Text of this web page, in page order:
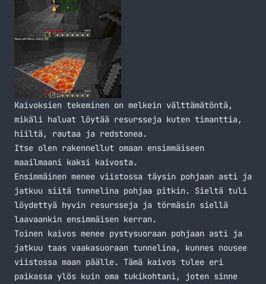
Kaivoksien tekeminen on melkein välttämätöntä,
mikäli haluat löytää resursseja kuten timanttia,
hiiltä, rautaa ja redstonea.
Itse olen rakennellut omaan ensimmäiseen
maailmaani kaksi kaivosta.
Ensimmäinen menee viistossa täysin pohjaan asti ja
jatkuu siitä tunnelina pohjaa pitkin. Sieltä tuli
löydettyä hyvin resursseja ja törmäsin siellä
laavaankin ensimmäisen kerran.
Toinen kaivos menee pystysuoraan pohjaan asti ja
jatkuu taas vaakasuoraan tunnelina, kunnes nousee
viistossa maan päälle. Tämä kaivos tulee eri
paikassa ylös kuin oma tukikohtani, joten sinne